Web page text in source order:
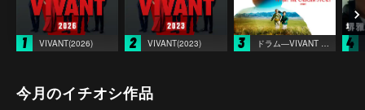
1 VIVANT(2026) 2 VIVANT(2023) 3 ドラム―VIVANT THE ORIGIN STORY― 4
今月のイチオシ作品